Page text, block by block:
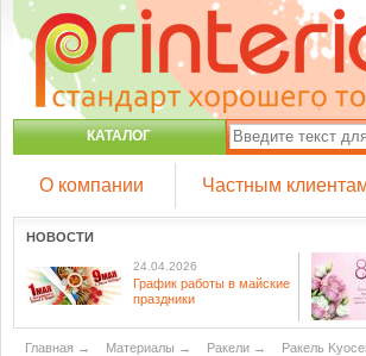
КАТАЛОГ
О компании Частным
НОВОСТИ
24.04.2026
График работы в майские
праздники
Главная → Материалы → Ракели → Ракель